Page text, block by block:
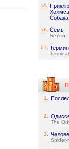
55.
56. Семь
Se7en
57.
1.
2.
The
3.
Spider-